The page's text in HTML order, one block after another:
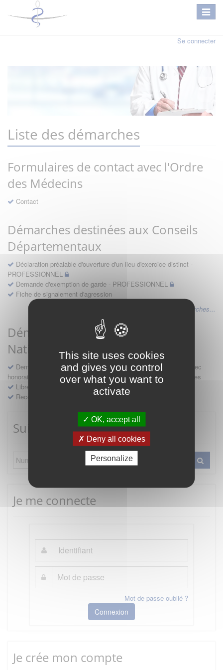
This site uses cookies
and gives you control
over what you want to
activate
OK, accept all
Deny all cookies
Personalize
Se connecter
Liste des démarches
Formulaires de contact avec l'Ordre
des Médecins
Contact
Démarches destinées aux Conseils
Départementaux
Déclaration préalable d'ouverture d'un lieu d'exercice distinct -
PROFESSIONNEL
Demande d'exemption de garde - PROFESSIONNEL
Fiche de signalement d'agression
Voir les autres démarches...
Démarches destinées au Conseil
National
Demande d'avis en hospitalité, en études, des conventions avec
honoraires et des demandes diverses formulées par les entreprises
Libre prestation de services
Recours
Suivre mes démarches
Je me connecte
Mot de passe oublié ?
Connexion
Je crée mon compte